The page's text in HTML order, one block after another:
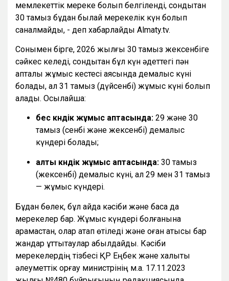
мемлекеттік мереке болып белгіленді, сондықтан
30 тамыз бұдан былай мерекелік күн болып
саналмайды, - деп хабарлайды Almaty.tv.
Сонымен бірге, 2026 жылғы 30 тамыз жексенбіге
сәйкес келеді, сондықтан бұл күн әдеттегі пән
апталық жұмыс кестесі аясында демалыс күні
болады, ал 31 тамыз (дүйсенбі) жұмыс күні болып
қалады. Осылайша:
бес күндік жұмыс аптасында: 29 және 30
тамыз (сенбі және жексенбі) демалыс
күндері болады;
алты күндік жұмыс аптасында: 30 тамыз
(жексенбі) демалыс күні, ал 29 мен 31 тамыз
— жұмыс күндері.
Бұдан бөлек, бұл айда кәсіби және басқа да
мерекелер бар. Жұмыс күндері болғанына
қарамастан, олар атап өтіледі және оған қатысы бар
жандар құттықтаулар қабылдайды. Кәсіби
мерекелердің тізбесі ҚР Еңбек және халықты
әлеуметтік қорғау министрінің м.а. 17.11.2023